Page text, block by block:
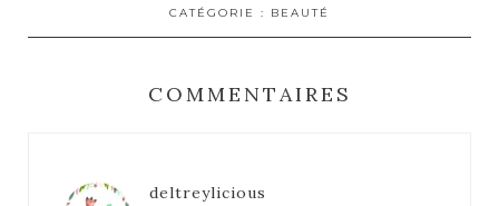
CATÉGORIE : BEAUTÉ
COMMENTAIRES
deltreylicious